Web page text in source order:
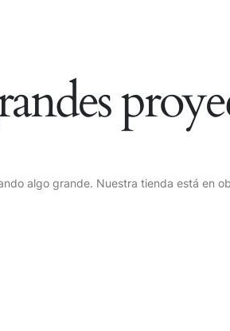
algo grande. Nuestra tienda está en